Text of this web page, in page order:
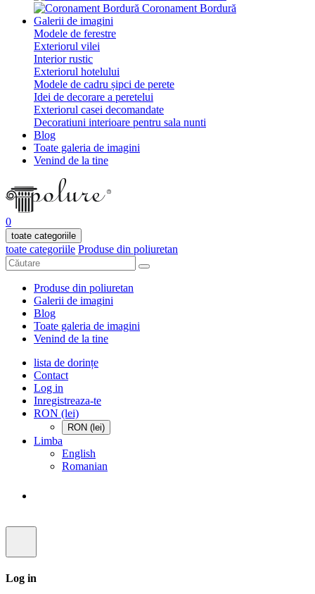
Coronament Bordură
Galerii de imagini
Modele de ferestre
Exteriorul vilei
Interior rustic
Exteriorul hotelului
Modele de cadru șipci de perete
Idei de decorare a peretelui
Exteriorul casei decomandate
Decoratiuni interioare pentru sala nunti
Blog
Toate galeria de imagini
Venind de la tine
0
toate categoriile
toate categoriile Produse din poliuretan
Produse din poliuretan
Galerii de imagini
Blog
Toate galeria de imagini
Venind de la tine
lista de dorințe
Contact
Log in
Inregistreaza-te
RON (lei)
RON (lei)
Limba
English
Romanian
Log in